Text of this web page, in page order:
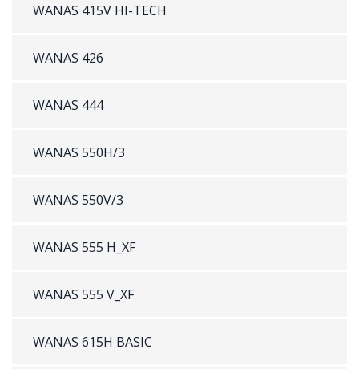
WANAS 415V HI-TECH
WANAS 426
WANAS 444
WANAS 550H/3
WANAS 550V/3
WANAS 555 H_XF
WANAS 555 V_XF
WANAS 615H BASIC